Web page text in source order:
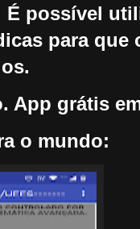
É possível
para que
App grátis
o mundo: